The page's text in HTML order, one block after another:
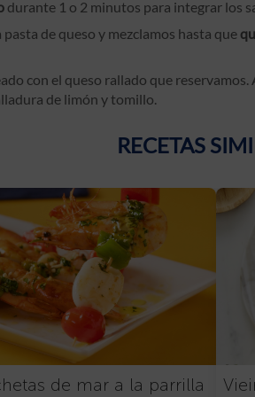
durante 1 o 2 minutos para integrar los
de queso y mezclamos hasta que
con el queso rallado que reservamos.
de limón y tomillo.
RECETAS
de mar a la parrilla